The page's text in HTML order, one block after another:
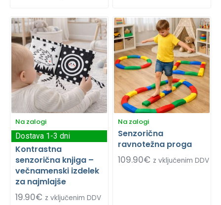
Na zalogi
Kontrastna
senzorična knjiga –
večnamenski izdelek
za najmlajše
19.90€ z vključenim DDV
Dostava 1-3 dni
Na zalogi
Senzorična
ravnotežna proga
109.90€ z vključenim DDV